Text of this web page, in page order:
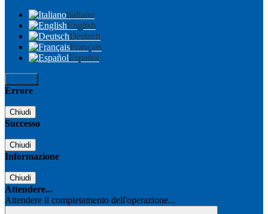
Italiano
English
Deutsch
Français
Español
Errore
Chiudi
Successo
Chiudi
Informazione
Chiudi
Attendere...
Attendere il completamento dell'operazione...